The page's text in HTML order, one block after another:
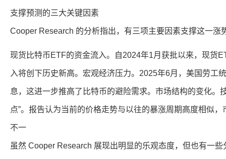
支撑预测的三大关键因素
Cooper Research 的分析指出，有三项主要因素支撑这一
现货比特币ETF的资金流入。自2024年1月获批以来，现货
入将创下历史新高。宏观经济压力。2025年6月，美国劳工
息，这进一步推高了比特币的避险需求。市场结构的变化。
点”。报告认为当前的价格走势与以往的暴涨周期高度相似
不一
虽然 Cooper Research 展现出明显的乐观态度，但也有一